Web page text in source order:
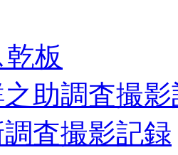
板
助調査撮
査撮影記録